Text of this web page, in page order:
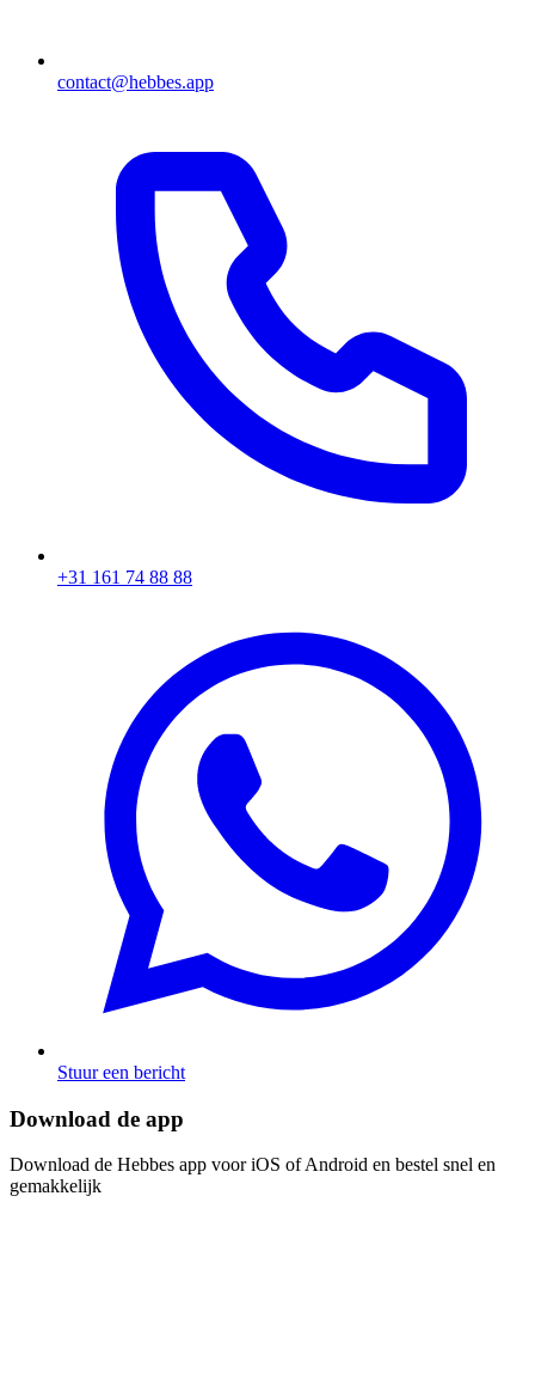
contact@hebbes.app
+31 161 74 88 88‬​​​​‌ ‍ ​‍​‍‌‍ ‌ ​‍‌‍‍‌‌‍‌ ‌‍‍‌‌‍ ‍​‍​‍​ ‍‍​‍​‍‌ ​ ‌‍​‌‌‍ ‍‌‍‍‌‌ ‌​‌ ‍‌​‍ ‍‌‍‍‌‌‍ ​‍​‍​‍ ​​‍​‍‌‍‍​‌ ​‍‌‍‌‌‌‍‌‍​‍​‍​ ‍‍​‍​‍‌‍‍​‌ ‌​‌ ‌​‌ ​​​ ‍‍​‍ ​‍ ‌‍ ​‌‍ ‌‍​ ‌‍​‌‌‍ ​‌‍‍​‌‍ ‌ ​ ‌ ‌​​ ‍‍​ ​ ​ ​ ​ ​ ​ ​ ​‍ ‌‍‍‌‌‍ ‍‌ ‌​‌‍‌‌‌‍ ‍‌ ‌​​‍ ‌‍‌‌‌‍‌​‌‍‍‌‌ ‌​​‍ ‌‍ ‌‌‍ ‌‍‌​‌‍‌‌​ ‌‌ ​​‌ ​‍‌‍‌‌‌ ​ ‌‍‌‌‌‍ ‍‌ ‌​‌‍​‌‌ ‌​‌‍‍‌‌‍ ‌‍ ‍​ ‍ ‌‍‍‌‌‍‌​​ ‌‌‍‌ ‌‍ ​‌‍ ‌‍​‍‌‍​‌‌‍ ​​ ‍ ‌ ‌​‌ ‍‌‌ ​​‌‍‌‌​ ‌‌‍‌ ‌‍ ​‌‍ ‌‍​‍‌‍​‌‌‍ ​​ ‍ ‌ ​​‌‍​‌‌ ‌​‌‍‍​​ ‌‌‍​ ‌‍ ‌‍ ‍‌ ‌​‌‍​‌‌‍​ ‌ ‌​​‍ ‍‌ ​​‌‍‍​‌‍ ‌‍ ‍‌‍‌‌​ ‌‍​‍‌‍​‌‌ ​ ‌‍‌‌‌‌‌‌‌ ​‍‌‍ ​​ ‌‌‍‍​‌ ‌​‌ ‌​‌ ​​​‍‌‌​ ​ ‌​​‌​‍‌‌​ ​‍‌​‌‍​‍‌‌​ ​‍‌​‌‍‌‍ ​‌‍ ‌‍​ ‌‍​‌‌‍ ​‌‍‍​‌‍ ‌ ​ ‌ ‌​​‍‌‌​ ​ ‌​​‌​ ​ ​ ​ ​ ​ ​ ​ ​‍‌‍‌‍‍‌‌‍‌​​ ‌‌‍‌ ‌‍ ​‌‍ ‌‍​‍‌‍​‌‌‍ ​​‍‌‍‌ ‌​‌ ‍‌‌ ​​‌‍‌‌​ ‌‌‍‌ ‌‍ ​‌‍ ‌‍​‍‌‍​‌‌‍ ​​‍‌‍‌ ​​‌‍​‌‌ ‌​‌‍‍​​ ‌‌‍​ ‌‍ ‌‍ ‍‌ ‌​‌‍​‌‌‍​ ‌ ‌​​‍ ‍‌ ​​‌‍‍​‌‍ ‌‍ ‍‌‍‌‌​‍‌‍‌ ​​‌‍‌‌‌ ​‍‌ ​ ‌ ​​‌‍‌‌‌‍​ ‌ ‌​‌‍‍‌‌ ‌‍‌‍‌‌​ ‌‌ ​​‌ ‌‌‌‍​‍‌‍ ​‌‍‍‌‌ ​ ‌‍‍​‌‍‌‌‌‍‌​​‍​‍‌ ‌
Stuur een bericht
Download de app​​​​‌ ‍ ​‍​‍‌‍ ‌ ​‍‌‍‍‌‌‍‌ ‌‍‍‌‌‍ ‍​‍​‍​ ‍‍​‍​‍‌ ​ ‌‍​‌‌‍ ‍‌‍‍‌‌ ‌​‌ ‍‌​‍ ‍‌‍‍‌‌‍ ​‍​‍​‍ ​​‍​‍‌‍‍​‌ ​‍‌‍‌‌‌‍‌‍​‍​‍​ ‍‍​‍​‍‌‍‍​‌ ‌​‌ ‌​‌ ​​​ ‍‍​‍ ​‍ ‌‍ ​‌‍ ‌‍​ ‌‍​‌‌‍ ​‌‍‍​‌‍ ‌ ​ ‌ ‌​​ ‍‍​ ​ ​ ​ ​ ​ ​ ​ ​‍ ‌‍‍‌‌‍ ‍‌ ‌​‌‍‌‌‌‍ ‍‌ ‌​​‍ ‌‍‌‌‌‍‌​‌‍‍‌‌ ‌​​‍ ‌‍ ‌‌‍ ‌‍‌​‌‍‌‌​ ‌‌ ​​‌ ​‍‌‍‌‌‌ ​ ‌‍‌‌‌‍ ‍‌ ‌​‌‍​‌‌ ‌​‌‍‍‌‌‍ ‌‍ ‍​ ‍ ‌‍‍‌‌‍‌​​ ‌‌‍‌ ‌‍ ​‌‍ ‌‍​‍‌‍​‌‌‍ ​​ ‍ ‌ ‌​‌ ‍‌‌ ​​‌‍‌‌​ ‌‌‍‌ ‌‍ ​‌‍ ‌‍​‍‌‍​‌‌‍ ​​ ‍ ‌ ​​‌‍​‌‌ ‌​‌‍‍​​ ‌‌‍‌‍‌‍ ‌‍ ‌ ‌​‌‍‌‌‌ ​‍​‍ ‍‌‍​‌‌ ​​‌ ​​‌​‌​‌‍ ‌ ‌ ‌‍ ‍‌‍ ​‌‍ ‌‍​‌‌‍‌​​‍ ‍‌ ‌​‌‍‍‌‌ ‌​‌‍ ​‌‍‌‌​ ‌‍​‍‌‍​‌‌ ​ ‌‍‌‌‌‌‌‌‌ ​‍‌‍ ​​ ‌‌‍‍​‌ ‌​‌ ‌​‌ ​​​‍‌‌​ ​ ‌​​‌​‍‌‌​ ​‍‌​‌‍​‍‌‌​ ​‍‌​‌‍‌‍ ​‌‍ ‌‍​ ‌‍​‌‌‍ ​‌‍‍​‌‍ ‌ ​ ‌ ‌​​‍‌‌​ ​ ‌​​‌​ ​ ​ ​ ​ ​ ​ ​ ​‍‌‍‌‍‍‌‌‍‌​​ ‌‌‍‌ ‌‍ ​‌‍ ‌‍​‍‌‍​‌‌‍ ​​‍‌‍‌ ‌​‌ ‍‌‌ ​​‌‍‌‌​ ‌‌‍‌ ‌‍ ​‌‍ ‌‍​‍‌‍​‌‌‍ ​​‍‌‍‌ ​​‌‍​‌‌ ‌​‌‍‍​​ ‌‌‍‌‍‌‍ ‌‍ ‌ ‌​‌‍‌‌‌ ​‍​‍ ‍‌‍​‌‌ ​​‌ ​​‌​‌​‌‍ ‌ ‌ ‌‍ ‍‌‍ ​‌‍ ‌‍​‌‌‍‌​​‍ ‍‌ ‌​‌‍‍‌‌ ‌​‌‍ ​‌‍‌‌​‍‌‍‌ ​​‌‍‌‌‌ ​‍‌ ​ ‌ ​​‌‍‌‌‌‍​ ‌ ‌​‌‍‍‌‌ ‌‍‌‍‌‌​ ‌‌ ​​‌ ‌‌‌‍​‍‌‍ ​‌‍‍‌‌ ​ ‌‍‍​‌‍‌‌‌‍‌​​‍​‍‌ ‌
Download de Hebbes app voor iOS of Android en bestel snel en
gemakkelijk​​​​‌ ‍ ​‍​‍‌‍ ‌ ​‍‌‍‍‌‌‍‌ ‌‍‍‌‌‍ ‍​‍​‍​ ‍‍​‍​‍‌ ​ ‌‍​‌‌‍ ‍‌‍‍‌‌ ‌​‌ ‍‌​‍ ‍‌‍‍‌‌‍ ​‍​‍​‍ ​​‍​‍‌‍‍​‌ ​‍‌‍‌‌‌‍‌‍​‍​‍​ ‍‍​‍​‍‌‍‍​‌ ‌​‌ ‌​‌ ​​​ ‍‍​‍ ​‍ ‌‍ ​‌‍ ‌‍​ ‌‍​‌‌‍ ​‌‍‍​‌‍ ‌ ​ ‌ ‌​​ ‍‍​ ​ ​ ​ ​ ​ ​ ​ ​‍ ‌‍‍‌‌‍ ‍‌ ‌​‌‍‌‌‌‍ ‍‌ ‌​​‍ ‌‍‌‌‌‍‌​‌‍‍‌‌ ‌​​‍ ‌‍ ‌‌‍ ‌‍‌​‌‍‌‌​ ‌‌ ​​‌ ​‍‌‍‌‌‌ ​ ‌‍‌‌‌‍ ‍‌ ‌​‌‍​‌‌ ‌​‌‍‍‌‌‍ ‌‍ ‍​ ‍ ‌‍‍‌‌‍‌​​ ‌‌‍‌ ‌‍ ​‌‍ ‌‍​‍‌‍​‌‌‍ ​​ ‍ ‌ ‌​‌ ‍‌‌ ​​‌‍‌‌​ ‌‌‍‌ ‌‍ ​‌‍ ‌‍​‍‌‍​‌‌‍ ​​ ‍ ‌ ​​‌‍​‌‌ ‌​‌‍‍​​ ‌‌‍‌‍‌‍ ‌‍ ‌ ‌​‌‍‌‌‌ ​‍​‍ ‍‌‍​‌‌ ​​‌ ​​‌​‌​‌‍ ‌ ‌ ‌‍ ‍‌‍ ​‌‍ ‌‍​‌‌‍‌​​‍ ‍‌‍‌​‌‍‌‌‌ ​ ‌‍​ ‌ ​‍‌‍‍‌‌ ​​‌ ‌​‌‍‍‌‌‍ ‌‍ ‍​ ‌‍​‍‌‍​‌‌ ​ ‌‍‌‌‌‌‌‌‌ ​‍‌‍ ​​ ‌‌‍‍​‌ ‌​‌ ‌​‌ ​​​‍‌‌​ ​ ‌​​‌​‍‌‌​ ​‍‌​‌‍​‍‌‌​ ​‍‌​‌‍‌‍ ​‌‍ ‌‍​ ‌‍​‌‌‍ ​‌‍‍​‌‍ ‌ ​ ‌ ‌​​‍‌‌​ ​ ‌​​‌​ ​ ​ ​ ​ ​ ​ ​ ​‍‌‍‌‍‍‌‌‍‌​​ ‌‌‍‌ ‌‍ ​‌‍ ‌‍​‍‌‍​‌‌‍ ​​‍‌‍‌ ‌​‌ ‍‌‌ ​​‌‍‌‌​ ‌‌‍‌ ‌‍ ​‌‍ ‌‍​‍‌‍​‌‌‍ ​​‍‌‍‌ ​​‌‍​‌‌ ‌​‌‍‍​​ ‌‌‍‌‍‌‍ ‌‍ ‌ ‌​‌‍‌‌‌ ​‍​‍ ‍‌‍​‌‌ ​​‌ ​​‌​‌​‌‍ ‌ ‌ ‌‍ ‍‌‍ ​‌‍ ‌‍​‌‌‍‌​​‍ ‍‌‍‌​‌‍‌‌‌ ​ ‌‍​ ‌ ​‍‌‍‍‌‌ ​​‌ ‌​‌‍‍‌‌‍ ‌‍ ‍​‍‌‍‌ ​​‌‍‌‌‌ ​‍‌ ​ ‌ ​​‌‍‌‌‌‍​ ‌ ‌​‌‍‍‌‌ ‌‍‌‍‌‌​ ‌‌ ​​‌ ‌‌‌‍​‍‌‍ ​‌‍‍‌‌ ​ ‌‍‍​‌‍‌‌‌‍‌​​‍​‍‌ ‌